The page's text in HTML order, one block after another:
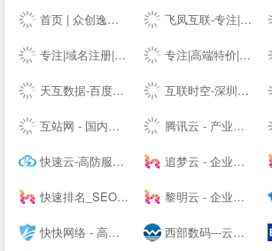
首页 | 众创逸云 - 为全民开发者而生的专业云服务器 飞凤互联-专注|云主机|云空间|vps主机|拨号vps|虚拟主机|挂机宝|电信服务器|香港服务器
专注|域名注册|com域名|cn域名|vip域名|pw域名|优质域名|无限空间|免费试用|ssl证书|-飞凤互联 专注|高端特价|活动主机| 无套路|续费同价|等主机服务器产品 - 飞凤互联
天互数据-百度BGP高防机房与云服务器租用托管服务中心！ 互联时空-深圳云主机,云服务器租用,深圳H5网站建设,域名注册,企业建站,小程序制作,服务器租用
互站网 - 国内知名的网站交易、源码交易、域名交易服务中心 腾讯云 - 产业智变 云启未来
快速云-高防服务器租用秒解-香港vps-香港云服务器-江苏高防BGP服务器租用-快速云 追梦云 - 企业级定制高防云服务器、虚拟主机、服务器租用托管服务提供商
快速排名_SEO关键词优化_SEO网站优化平台「推否SEO」 黎明云 - 企业级云服务器、服务器租用托管服务提供商
快快网络 - 高防服务器租用,DDOS高防清洗,高防BGP服务器 西部数码---云服务器-虚拟主机-域名注册,20年知名云服务商！